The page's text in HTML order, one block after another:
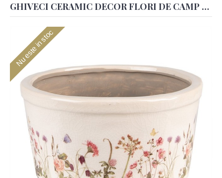
GHIVECI CERAMIC DECOR FLORI DE CAMP Ø 19X10 CM, CLAYRE & EEF
Nu este in stoc